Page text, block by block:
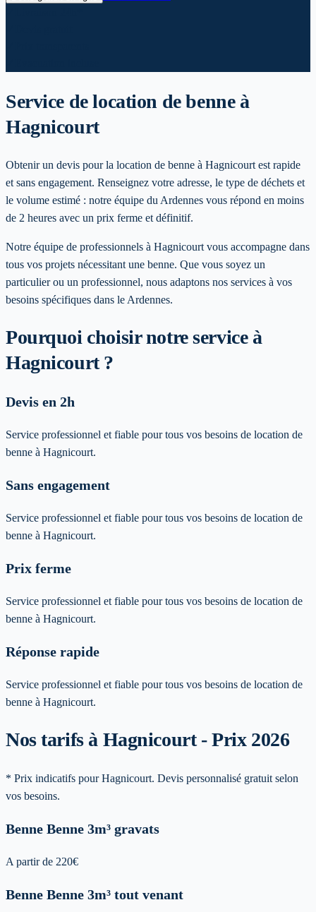
Service de location de benne à
Hagnicourt
Obtenir un devis pour la location de benne à Hagnicourt est rapide
et sans engagement. Renseignez votre adresse, le type de déchets et
le volume estimé : notre équipe du Ardennes vous répond en moins
de 2 heures avec un prix ferme et définitif.
Notre équipe de professionnels à Hagnicourt vous accompagne dans
tous vos projets nécessitant une benne. Que vous soyez un
particulier ou un professionnel, nous adaptons nos services à vos
besoins spécifiques dans le Ardennes.
Pourquoi choisir notre service à
Hagnicourt?
Devis en 2h
Service professionnel et fiable pour tous vos besoins de location de
benne à Hagnicourt.
Sans engagement
Service professionnel et fiable pour tous vos besoins de location de
benne à Hagnicourt.
Prix ferme
Service professionnel et fiable pour tous vos besoins de location de
benne à Hagnicourt.
Réponse rapide
Service professionnel et fiable pour tous vos besoins de location de
benne à Hagnicourt.
Nos tarifs à Hagnicourt - Prix 2026
* Prix indicatifs pour Hagnicourt. Devis personnalisé gratuit selon
vos besoins.
Benne Benne 3m³ gravats
A partir de 220€
Benne Benne 3m³ tout venant